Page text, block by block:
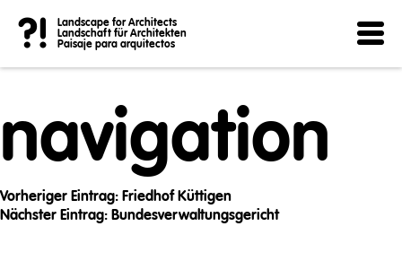
?!
Landscape for Architects
Landschaft für Architekten
Paisaje para arquitectos
Post
navigation
Vorheriger Eintrag: Friedhof Küttigen
Nächster Eintrag: Bundesverwaltungsgericht